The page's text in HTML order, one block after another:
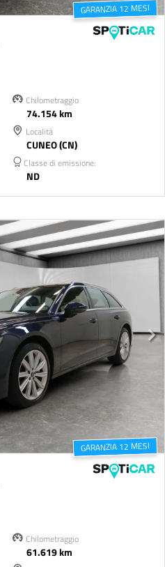
GARANZIA 12 MESI
Chilometraggio
74.154 km
Località
CUNEO (CN)
Classe di emissione:
ND
GARANZIA 12 MESI
Chilometraggio
61.619 km